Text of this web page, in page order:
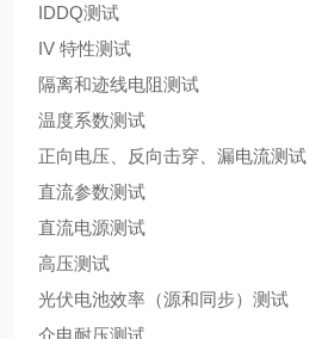
IDDQ测试
IV 特性测试
隔离和迹线电阻测试
温度系数测试
正向电压、反向击穿、漏电流测试
直流参数测试
直流电源测试
高压测试
光伏电池效率（源和同步）测试
介电耐压测试